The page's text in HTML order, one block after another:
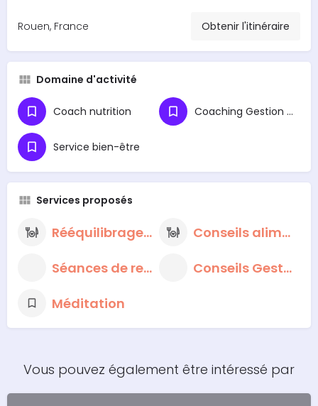
Rouen, France Obtenir l'itinéraire
Domaine d'activité
Coach nutrition Coaching Gestion du Stress
Service bien-être
Services proposés
Rééquilibrage alimentaire
Conseils alimentaires nutritionnels
Séances de respiration et de méditation
Conseils Gestion du Stress
Méditation
Vous pouvez également être intéressé par